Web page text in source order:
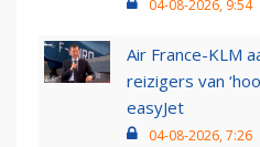
04-08-2026, 9:54
Air France-KLM
reizigers van
easyJet
04-08-2026, 7:26